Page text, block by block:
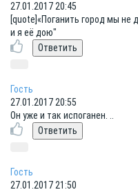
27.01.2017 20:45
[quote]«Поганить город мы
и я её дою"
Гость
27.01.2017 20:55
Он уже и так испоганен. ..
Гость
27.01.2017 21:50